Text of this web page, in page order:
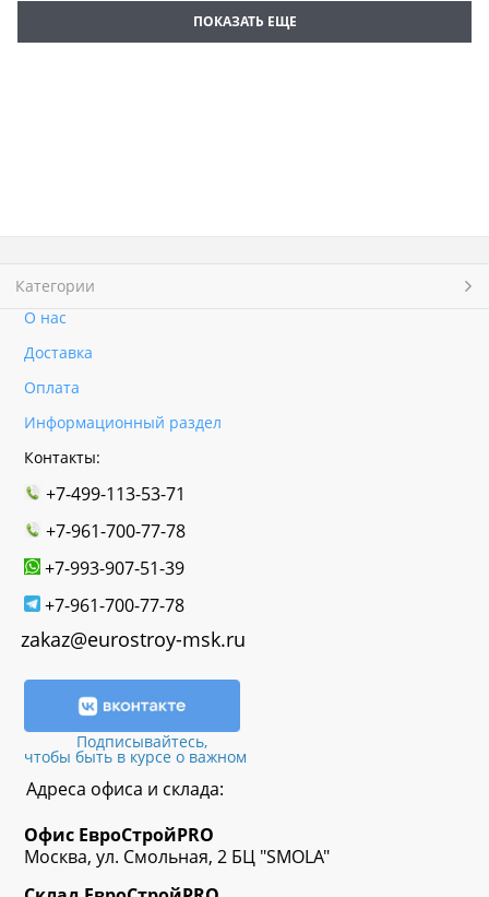
ПОКАЗАТЬ ЕЩЕ
Категории
О нас
Доставка
Оплата
Информационный раздел
Контакты:
+7-499-113-53-71
+7-961-700-77-78
+7-993-907-51-39
+7-961-700-77-78
zakaz@eurostroy-msk.ru
Подписывайтесь,
чтобы быть в курсе о важном
Адреса офиса и склада:
Офис ЕвроСтройPRO
Москва, ул. Смольная, 2 БЦ "SMOLA"